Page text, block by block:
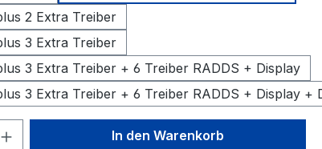
2 Extra Treiber
3 Extra Treiber
3 Extra Treiber + 6 Treiber RADDS + Display
3 Extra Treiber + 6 Treiber RADDS + Display +
Gib den gewünschten Wert
In den Warenkorb